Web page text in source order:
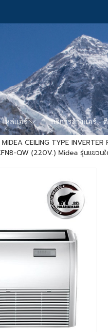
ไหล่แอร์ บริการล้างแอร์ -
MIDEA CEILING TYPE INVERTER
QW (220V.) Midea รุ่นแขว